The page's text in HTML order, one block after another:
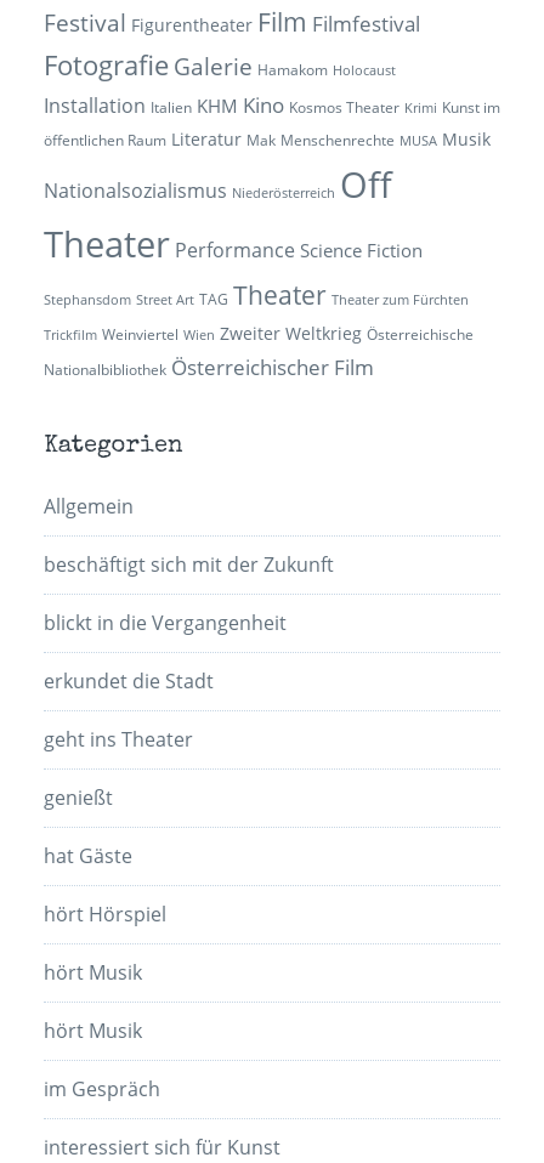
Festival Figurentheater Film Filmfestival
Fotografie Galerie Hamakom Holocaust
Installation Italien KHM Kino Kosmos Theater Krimi Kunst im
öffentlichen Raum Literatur Mak Menschenrechte MUSA Musik
Nationalsozialismus Niederösterreich Off
Theater Performance Science Fiction
Stephansdom Street Art TAG Theater Theater zum Fürchten
Trickfilm Weinviertel Wien Zweiter Weltkrieg Österreichische
Nationalbibliothek Österreichischer Film
Kategorien
Allgemein
beschäftigt sich mit der Zukunft
blickt in die Vergangenheit
erkundet die Stadt
geht ins Theater
genießt
hat Gäste
hört Hörspiel
hört Musik
hört Musik
im Gespräch
interessiert sich für Kunst